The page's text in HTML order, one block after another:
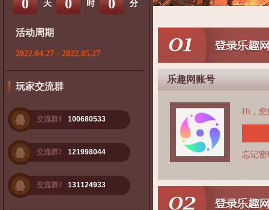
0 天 0 时 0 分
活动周期
2022.04.27 - 2022.05.27
玩家交流群
交流群1 100680533
交流群2 121998044
交流群3 131124933
乐趣网账号
Hi，您
忘记密